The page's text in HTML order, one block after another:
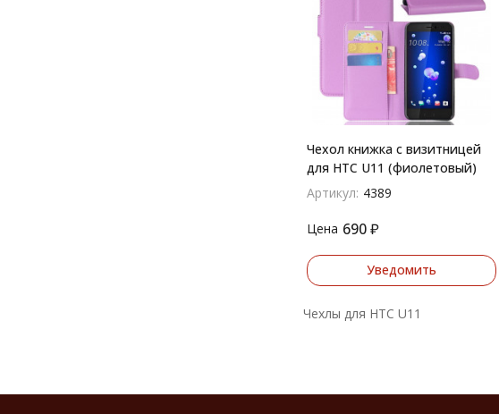
Чехол книжка с визитницей
для HTC U11 (фиолетовый)
Артикул: 4389
Цена 690 ₽
Уведомить
Чехлы для HTC U11